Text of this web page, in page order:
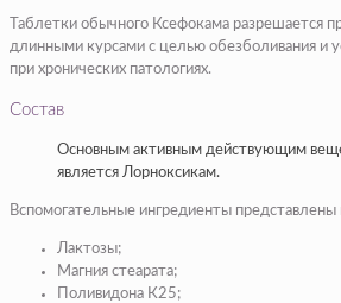
Таблетки обычного Ксефокама разрешается
длинными курсами с целью обезболивания и
при хронических патологиях.
Состав
Основным активным действующим
является Лорноксикам.
Вспомогательные ингредиенты представлены
Лактозы;
Магния стеарата;
Поливидона К25;